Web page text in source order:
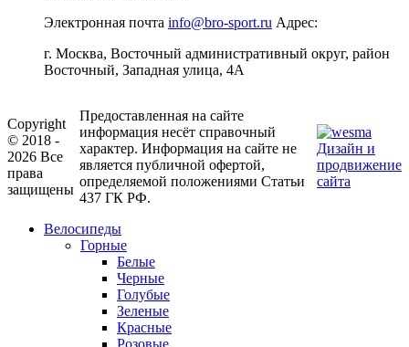
Электронная почта info@bro-sport.ru Адрес:
г. Москва, Восточный административный округ, район
Восточный, Западная улица, 4А
Copyright
© 2018 -
2026 Все
права
защищены
Предоставленная на сайте
информация несёт справочный
характер. Информация на сайте не
является публичной офертой,
определяемой положениями Статьи
437 ГК РФ.
Дизайн и
продвижение
сайта
Велосипеды
Горные
Белые
Черные
Голубые
Зеленые
Красные
Розовые